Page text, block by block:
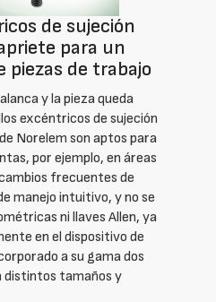
de sujeción
para un
piezas de trabajo
y la pieza queda
excéntricos de sujeción
Norelem son aptos para
por ejemplo, en áreas
frecuentes de
manejo intuitivo, y no se
ni llaves Allen, ya
en el dispositivo de
a su gama dos
distintos tamaños y